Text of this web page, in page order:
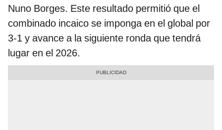
Nuno Borges. Este resultado permitió que el
combinado incaico se imponga en el global por
3-1 y avance a la siguiente ronda que tendrá
lugar en el 2026.